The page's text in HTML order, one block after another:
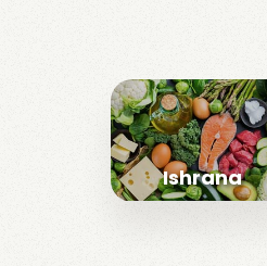
Ishrana